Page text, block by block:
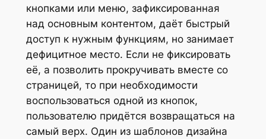
кнопками или меню, зафиксированная
над основным контентом, даёт быстрый
доступ к нужным функциям, но занимает
дефицитное место. Если не фиксировать
её, а позволить прокручивать вместе со
страницей, то при необходимости
воспользоваться одной из кнопок,
пользователю придётся возвращаться на
самый верх. Один из шаблонов дизайна